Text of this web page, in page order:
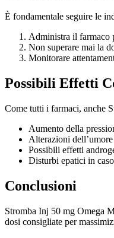
È fondamentale seguire le
Administra il farmaco
Non superare mai la
Monitorare
Possibili Effetti
Come tutti i farmaci, anche
Aumento della
Alterazioni
Possibili effetti
Disturbi epatici in
Conclusioni
Stromba Inj 50 mg Omega
dosi consigliate per